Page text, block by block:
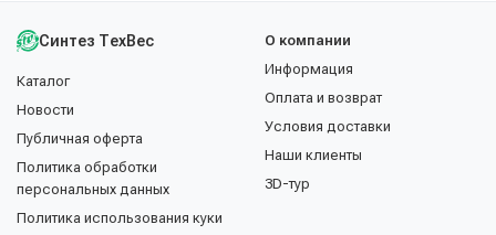
Синтез ТехВес
Каталог
Новости
Публичная оферта
Политика обработки
персональных данных
Политика использования куки
О компании
Информация
Оплата и возврат
Условия доставки
Наши клиенты
3D-тур